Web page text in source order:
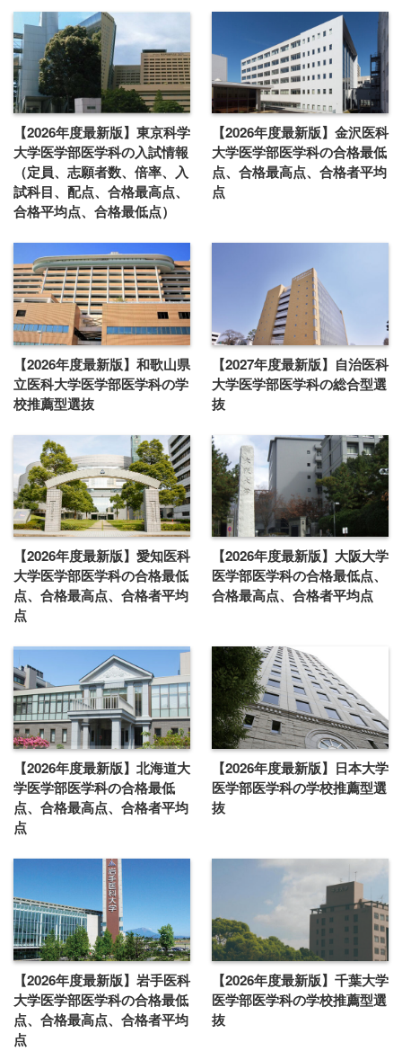
【2026年度最新版】東京科学
大学医学部医学科の入試情報
（定員、志願者数、倍率、入
試科目、配点、合格最高点、
合格平均点、合格最低点）
【2026年度最新版】金沢医科
大学医学部医学科の合格最低
点、合格最高点、合格者平均
点
【2026年度最新版】和歌山県
立医科大学医学部医学科の学
校推薦型選抜
【2027年度最新版】自治医科
大学医学部医学科の総合型選
抜
【2026年度最新版】愛知医科
大学医学部医学科の合格最低
点、合格最高点、合格者平均
点
【2026年度最新版】大阪大学
医学部医学科の合格最低点、
合格最高点、合格者平均点
【2026年度最新版】北海道大
学医学部医学科の合格最低
点、合格最高点、合格者平均
点
【2026年度最新版】日本大学
医学部医学科の学校推薦型選
抜
【2026年度最新版】岩手医科
大学医学部医学科の合格最低
点、合格最高点、合格者平均
点
【2026年度最新版】千葉大学
医学部医学科の学校推薦型選
抜